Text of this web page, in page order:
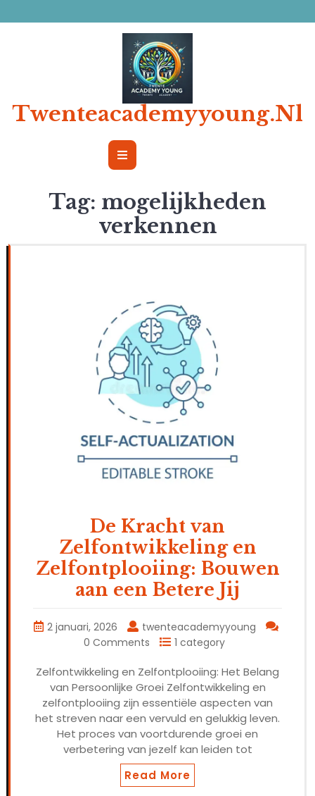
naar
Twenteacademyyoung.nl
Open
Tag: mogelijkheden
verkennen
De Kracht van
Zelfontwikkeling en
Zelfontplooiing: Bouwen
aan een Betere Jij
2 januari, 2026
twenteacademyyoung
0 Comments
1 category
Zelfontwikkeling en Zelfontplooiing: Het Belang
van Persoonlijke Groei Zelfontwikkeling en
zelfontplooiing zijn essentiële aspecten van
het streven naar een vervuld en gelukkig leven.
Het proces van voortdurende groei en
verbetering van jezelf kan leiden tot
Read More